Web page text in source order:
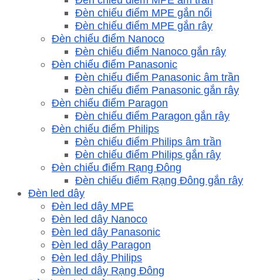
Đèn chiếu điểm MPE gắn nổi
Đèn chiếu điểm MPE gắn rây
Đèn chiếu điểm Nanoco
Đèn chiếu điểm Nanoco gắn rây
Đèn chiếu điểm Panasonic
Đèn chiếu điểm Panasonic âm trần
Đèn chiếu điểm Panasonic gắn rây
Đèn chiếu điểm Paragon
Đèn chiếu điểm Paragon gắn rây
Đèn chiếu điểm Philips
Đèn chiếu điểm Philips âm trần
Đèn chiếu điểm Philips gắn rây
Đèn chiếu điểm Rạng Đông
Đèn chiếu điểm Rạng Đông gắn rây
Đèn led dây
Đèn led dây MPE
Đèn led dây Nanoco
Đèn led dây Panasonic
Đèn led dây Paragon
Đèn led dây Philips
Đèn led dây Rạng Đông